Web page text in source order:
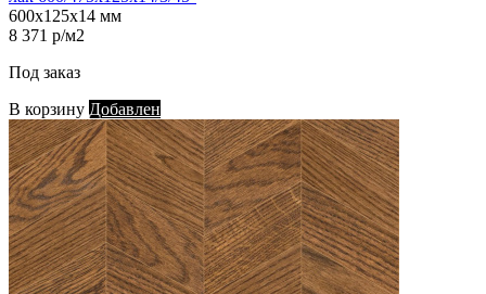
600х125х14 мм
8 371 р/м2
Под заказ
В корзину Добавлен